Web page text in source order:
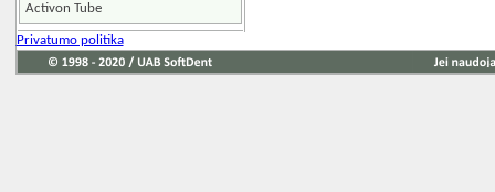
Activon Tube
Privatumo politika